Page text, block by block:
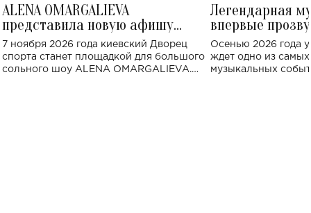
ALENA OMARGALIEVA
представила новую афишу
большого концерта во Дворце
спорта
7 ноября 2026 года киевский Дворец
спорта станет площадкой для большого
сольного шоу ALENA OMARGALIEVA.
Легендарная
впервые
Украине: где
Осенью 2026 года
ждет одно из
музыкальных